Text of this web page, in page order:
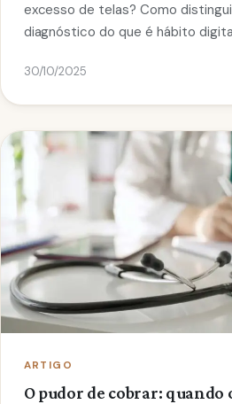
excesso de telas? Como
diagnóstico do que é hábito
30/10/2025
ARTIGO
O pudor de cobrar: quando